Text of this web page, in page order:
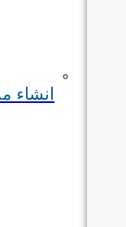
انشاء ملاعب